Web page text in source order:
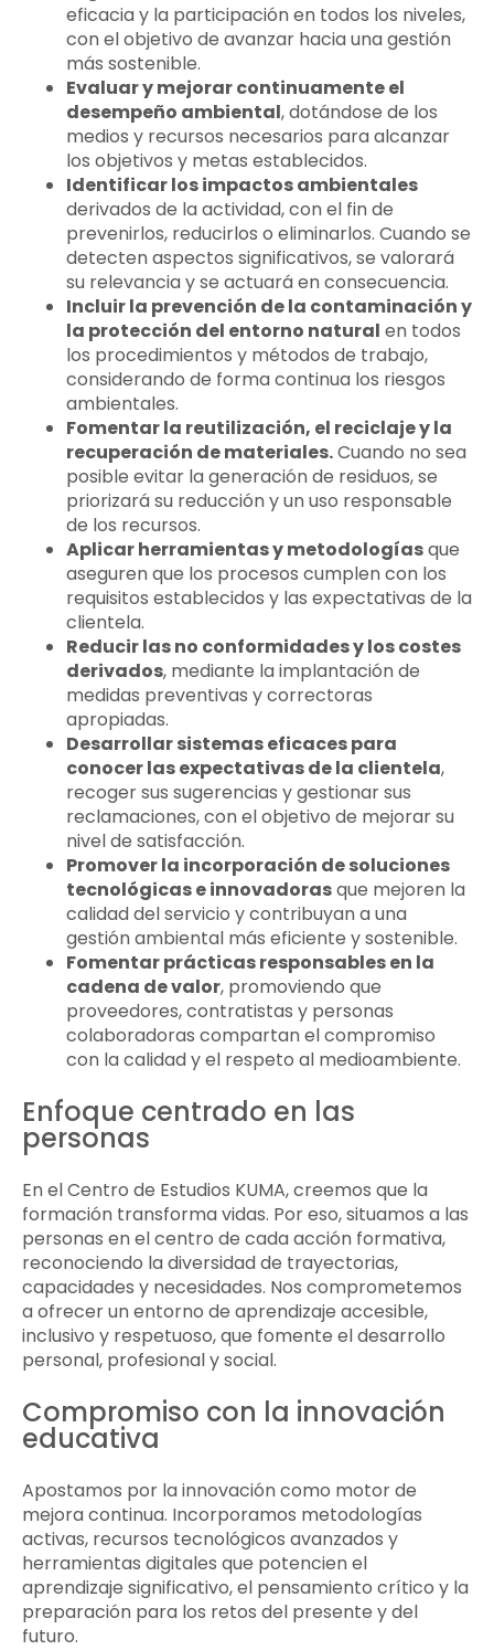
eficacia y la participación en todos los niveles,
con el objetivo de avanzar hacia una gestión
más sostenible.
Evaluar y mejorar continuamente el
desempeño ambiental, dotándose de los
medios y recursos necesarios para alcanzar
los objetivos y metas establecidos.
Identificar los impactos ambientales
derivados de la actividad, con el fin de
prevenirlos, reducirlos o eliminarlos. Cuando se
detecten aspectos significativos, se valorará
su relevancia y se actuará en consecuencia.
Incluir la prevención de la contaminación y
la protección del entorno natural en todos
los procedimientos y métodos de trabajo,
considerando de forma continua los riesgos
ambientales.
Fomentar la reutilización, el reciclaje y la
recuperación de materiales.Cuando no sea
posible evitar la generación de residuos, se
priorizará su reducción y un uso responsable
de los recursos.
Aplicar herramientas y metodologíasque
aseguren que los procesos cumplen con los
requisitos establecidos y las expectativas de la
clientela.
Reducir las no conformidades y los costes
derivados, mediante la implantación de
medidas preventivas y correctoras
apropiadas.
Desarrollar sistemas eficaces para
conocer las expectativas de la clientela,
recoger sus sugerencias y gestionar sus
reclamaciones, con el objetivo de mejorar su
nivel de satisfacción.
Promover la incorporación de soluciones
tecnológicas e innovadorasque mejoren la
calidad del servicio y contribuyan a una
gestión ambiental más eficiente y sostenible.
Fomentar prácticas responsables en la
cadena de valor, promoviendo que
proveedores, contratistas y personas
colaboradoras compartan el compromiso
con la calidad y el respeto al medioambiente.
Enfoque centrado en las
personas
En el Centro de Estudios KUMA, creemos que la
formación transforma vidas. Por eso, situamos a las
personas en el centro de cada acción formativa,
reconociendo la diversidad de trayectorias,
capacidades y necesidades. Nos comprometemos
a ofrecer un entorno de aprendizaje accesible,
inclusivo y respetuoso, que fomente el desarrollo
personal, profesional y social.
Compromiso con la innovación
educativa
Apostamos por la innovación como motor de
mejora continua. Incorporamos metodologías
activas, recursos tecnológicos avanzados y
herramientas digitales que potencien el
aprendizaje significativo, el pensamiento crítico y la
preparación para los retos del presente y del
futuro.